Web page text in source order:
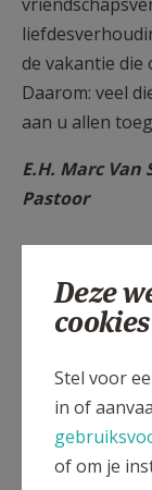
de vakantie
Daarom: veel
aan u allen
E.H. Marc Van
Pastoor
Kerk
Meer
Deze
cookies
Stel voor
in of
of om je